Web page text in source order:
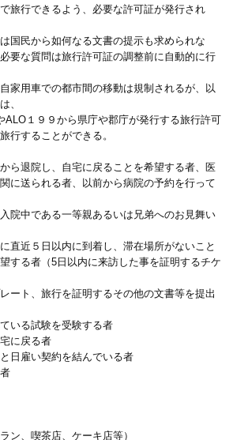
旅行できるよう、必要な許可証が発行され
国民から如何なる文書の提示も求められな
要な質問は旅行許可証の調整前に自動的に行
家用車での都市間の移動は規制されるが、以
、
ALO１９９から県庁や郡庁が発行する旅行許可
行することができる。
ら退院し、自宅に戻ることを希望する者、医
に送られる者、以前から病院の予約を行って
院中である一等親あるいは兄弟へのお見舞い
直近５日以内に到着し、滞在場所がないこと
する者（5日以内に来訪した事を証明するチケ
ート、旅行を証明するその他の文書等を提出
いる試験を受験する者
に戻る者
日雇い契約を結んでいる者
ン、喫茶店、ケーキ店等）